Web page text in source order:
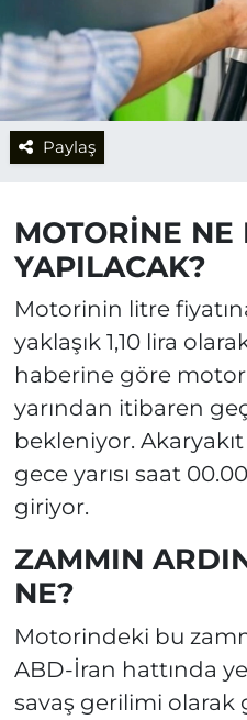
Paylaş
MOTORİNE
YAPILACAK?
Motorinin litre
yaklaşık 1,10 lira
haberine göre
yarından itibaren
bekleniyor.
gece yarısı saat
giriyor.
ZAMMIN
NE?
Motorindeki bu
ABD-İran hattında
savaş gerilimi olarak